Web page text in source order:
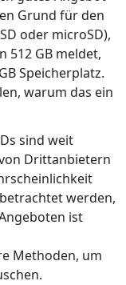
Grund für den
oder microSD),
512 GB meldet,
Speicherplatz.
warum das ein
sind weit
Drittanbietern
werden,
ist
Methoden, um